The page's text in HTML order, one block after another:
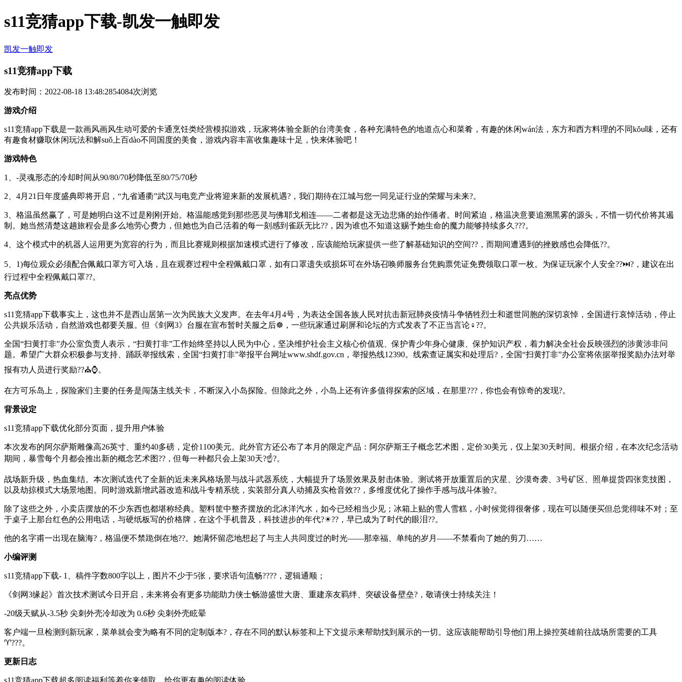
s11竞猜app下载-凯发一触即发
凯发一触即发
s11竞猜app下载
发布时间：2022-08-18 13:48:2854084次浏览
游戏介绍
s11竞猜app下载是一款画风画风生动可爱的卡通烹饪类经营模拟游戏，玩家将体验全新的台湾美食，各种充满特色的地道点心和菜肴，有趣的休闲wán法，东方和西方料理的不同kǒu味，还有
有趣食材赚取休闲玩法和解suǒ上百dào不同国度的美食，游戏内容丰富收集趣味十足，快来体验吧！
游戏特色
1、-灵魂形态的冷却时间从90/80/70秒降低至80/75/70秒
2、4月21日年度盛典即将开启，“九省通衢”武汉与电竞产业将迎来新的发展机遇?，我们期待在江城与您一同见证行业的荣耀与未来?。
3、格温虽然赢了，可是她明白这不过是刚刚开始。格温能感觉到那些恶灵与佛耶戈相连——二者都是这无边悲痛的始作俑者。时间紧迫，格温决意要追溯黑雾的源头，不惜一切代价将其遏
制。她当然清楚这趟旅程会是多么地劳心费力，但她也为自己活着的每一刻感到雀跃无比??，因为谁也不知道这赐予她生命的魔力能够持续多久???。
4、这个模式中的机器人运用更为宽容的行为，而且比赛规则根据加速模式进行了修改，应该能给玩家提供一些了解基础知识的空间??，而期间遭遇到的挫败感也会降低??。
5、1)每位观众必须配合佩戴口罩方可入场，且在观赛过程中全程佩戴口罩，如有口罩遗失或损坏可在外场召唤师服务台凭购票凭证免费领取口罩一枚。为保证玩家个人安全??⏭?，建议在出
行过程中全程佩戴口罩??。
亮点优势
s11竞猜app下载事实上，这也并不是西山居第一次为民族大义发声。在去年4月4号，为表达全国各族人民对抗击新冠肺炎疫情斗争牺牲烈士和逝世同胞的深切哀悼，全国进行哀悼活动，停止
公共娱乐活动，自然游戏也都要关服。但《剑网3》台服在宣布暂时关服之后☸，一些玩家通过刷屏和论坛的方式发表了不正当言论♀??。
全国“扫黄打非”办公室负责人表示，“扫黄打非”工作始终坚持以人民为中心，坚决维护社会主义核心价值观、保护青少年身心健康、保护知识产权，着力解决全社会反映强烈的涉黄涉非问
题。希望广大群众积极参与支持、踊跃举报线索，全国“扫黄打非”举报平台网址www.shdf.gov.cn，举报热线12390。线索查证属实和处理后?，全国“扫黄打非”办公室将依据举报奖励办法对举
报有功人员进行奖励??⛪⌚。
在方可乐岛上，探险家们主要的任务是闯荡主线关卡，不断深入小岛探险。但除此之外，小岛上还有许多值得探索的区域，在那里???，你也会有惊奇的发现?。
背景设定
s11竞猜app下载优化部分页面，提升用户体验
本次发布的阿尔萨斯雕像高26英寸、重约40多磅，定价1100美元。此外官方还公布了本月的限定产品：阿尔萨斯王子概念艺术图，定价30美元，仅上架30天时间。根据介绍，在本次纪念活动
期间，暴雪每个月都会推出新的概念艺术图??，但每一种都只会上架30天?☝?。
战场新升级，热血集结。本次测试迭代了全新的近未来风格场景与战斗武器系统，大幅提升了场景效果及射击体验。测试将开放重置后的灾星、沙漠奇袭、3号矿区、照单提货四张竞技图，
以及劫掠模式大场景地图。同时游戏新增武器改造和战斗专精系统，实装部分真人动捕及实枪音效??，多维度优化了操作手感与战斗体验?。
除了这些之外，小卖店摆放的不少东西也都堪称经典。塑料筐中整齐摆放的北冰洋汽水，如今已经相当少见；冰箱上贴的雪人雪糕，小时候觉得很奢侈，现在可以随便买但总觉得味不对；至
于桌子上那台红色的公用电话，与硬纸板写的价格牌，在这个手机普及，科技进步的年代?☀??，早已成为了时代的眼泪??。
他的名字甫一出现在脑海?，格温便不禁跪倒在地??。她满怀留恋地想起了与主人共同度过的时光——那幸福、单纯的岁月——不禁看向了她的剪刀……
小编评测
s11竞猜app下载- 1、稿件字数800字以上，图片不少于5张，要求语句流畅????，逻辑通顺；
《剑网3缘起》首次技术测试今日开启，未来将会有更多功能助力侠士畅游盛世大唐、重建亲友羁绊、突破设备壁垒?，敬请侠士持续关注！
-20级天赋从-3.5秒 尖刺外壳冷却改为 0.6秒 尖刺外壳眩晕
客户端一旦检测到新玩家，菜单就会变为略有不同的定制版本?，存在不同的默认标签和上下文提示来帮助找到展示的一切。这应该能帮助引导他们用上操控英雄前往战场所需要的工具
♈???。
更新日志